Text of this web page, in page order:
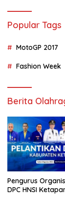
Popular Tags
MotoGP 2017
Fashion Week
Berita
Pengurus
DPC HNSI